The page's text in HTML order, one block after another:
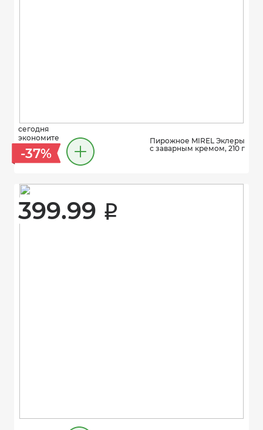
сегодня
экономите
-37%
Пирожное MIREL Эклеры
с заварным кремом, 210 г
399.99 i